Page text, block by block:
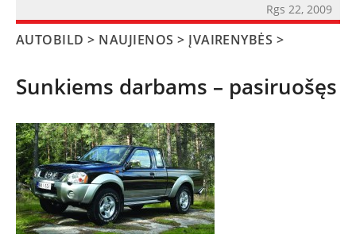
Rgs 22, 2009
AUTOBILD > NAUJIENOS > ĮVAIRENYBĖS >
Sunkiems darbams – pasiruošęs